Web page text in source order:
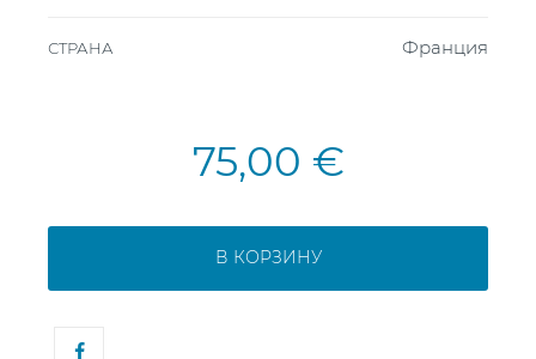
СТРАНА Франция
75,00 €
В КОРЗИНУ